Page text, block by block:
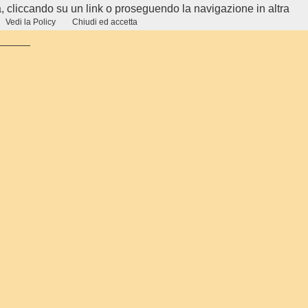
su un link o proseguendo la navigazione in altra
Vedi la Policy Chiudi ed accetta